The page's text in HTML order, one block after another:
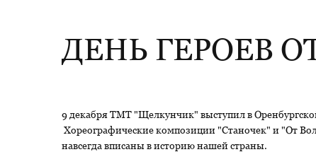
ДЕНЬ ГЕРОЕВ
9 декабря ТМТ "Щелкунчик" выступил в
Хореографические композиции "Станочек" и "От
навсегда вписаны в историю нашей страны.